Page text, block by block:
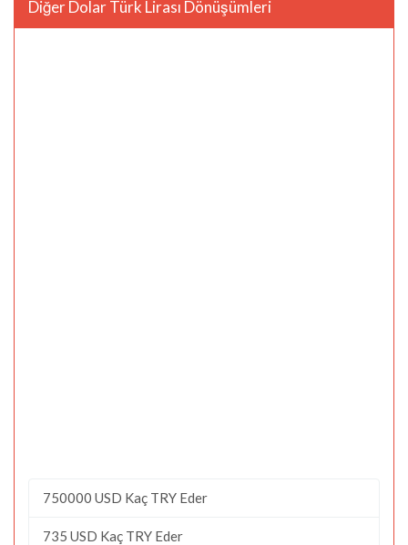
Diğer Dolar Türk Lirası Dönüşümleri
750000 USD Kaç TRY Eder
735 USD Kaç TRY Eder